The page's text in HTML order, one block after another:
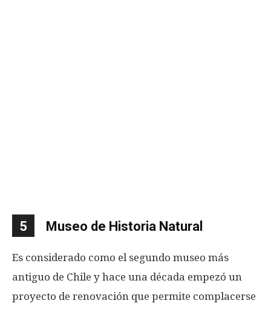
5 Museo de Historia Natural
Es considerado como el segundo museo más
antiguo de Chile y hace una década empezó un
proyecto de renovación que permite complacerse